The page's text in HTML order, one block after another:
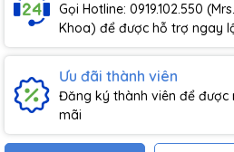
Gọi Hotline: 0919.102.550
Khoa) để được hỗ trợ ngay
Ưu đãi thành viên
Đăng ký thành viên để được
mãi